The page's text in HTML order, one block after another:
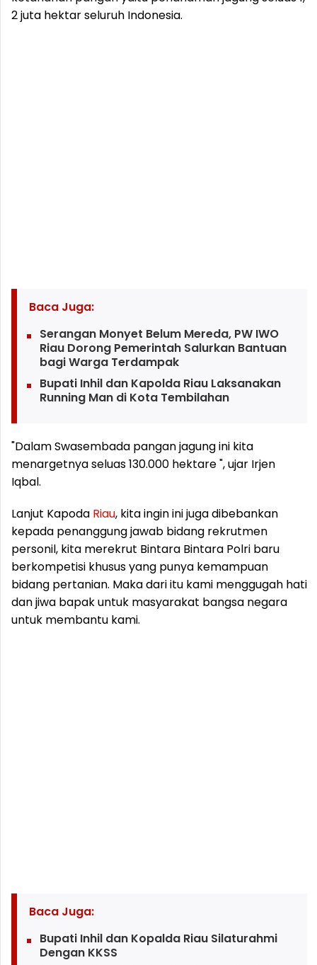
2 juta hektar seluruh Indonesia.
Baca Juga:
Serangan Monyet Belum Mereda, PW IWO
Riau Dorong Pemerintah Salurkan Bantuan
bagi Warga Terdampak
Bupati Inhil dan Kapolda Riau Laksanakan
Running Man di Kota Tembilahan
"Dalam Swasembada pangan jagung ini kita
menargetnya seluas 130.000 hektare ", ujar Irjen
Iqbal.
Lanjut Kapoda Riau, kita ingin ini juga dibebankan
kepada penanggung jawab bidang rekrutmen
personil, kita merekrut Bintara Bintara Polri baru
berkompetisi khusus yang punya kemampuan
bidang pertanian. Maka dari itu kami menggugah hati
dan jiwa bapak untuk masyarakat bangsa negara
untuk membantu kami.
Baca Juga:
Bupati Inhil dan Kopalda Riau Silaturahmi
Dengan KKSS